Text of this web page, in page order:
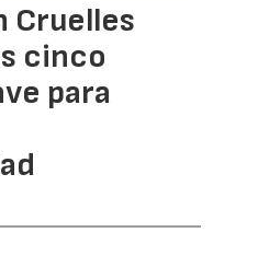
Cruelles
cinco
para